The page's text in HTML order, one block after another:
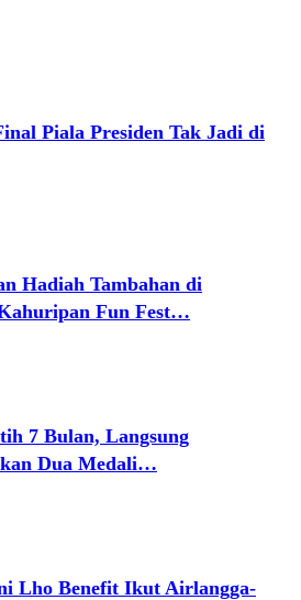
Piala Presiden Tak Jadi di
Hadiah Tambahan di
Fun Fest…
7 Bulan, Langsung
Dua Medali…
Lho Benefit Ikut Airlangga-